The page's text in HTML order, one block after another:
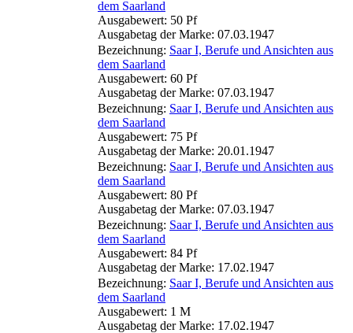
dem Saarland
Ausgabewert: 50 Pf
Ausgabetag der Marke: 07.03.1947
Bezeichnung: Saar I, Berufe und Ansichten aus
dem Saarland
Ausgabewert: 60 Pf
Ausgabetag der Marke: 07.03.1947
Bezeichnung: Saar I, Berufe und Ansichten aus
dem Saarland
Ausgabewert: 75 Pf
Ausgabetag der Marke: 20.01.1947
Bezeichnung: Saar I, Berufe und Ansichten aus
dem Saarland
Ausgabewert: 80 Pf
Ausgabetag der Marke: 07.03.1947
Bezeichnung: Saar I, Berufe und Ansichten aus
dem Saarland
Ausgabewert: 84 Pf
Ausgabetag der Marke: 17.02.1947
Bezeichnung: Saar I, Berufe und Ansichten aus
dem Saarland
Ausgabewert: 1 M
Ausgabetag der Marke: 17.02.1947